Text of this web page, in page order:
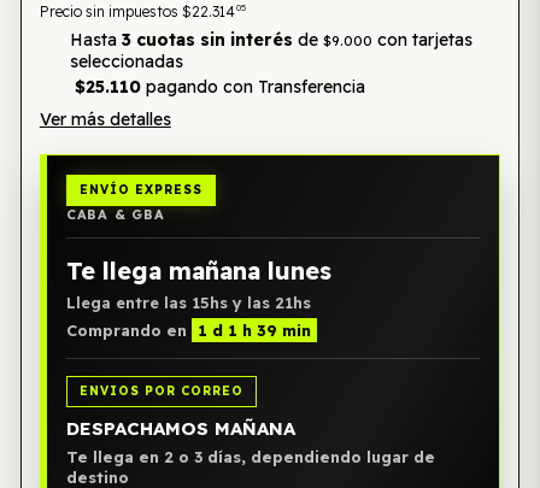
Precio sin impuestos $22.31405
Hasta 3 cuotas sin interés de $9.000 con tarjetas
seleccionadas
$25.110pagando con Transferencia
Ver más detalles
ENVÍO EXPRESS
CABA & GBA
Te llega mañana lunes
Llega entre las 15hs y las 21hs
Comprando en
1 d 1 h 39 min
ENVIOS POR CORREO
DESPACHAMOS MAÑANA
Te llega en 2 o 3 días, dependiendo lugar de
destino